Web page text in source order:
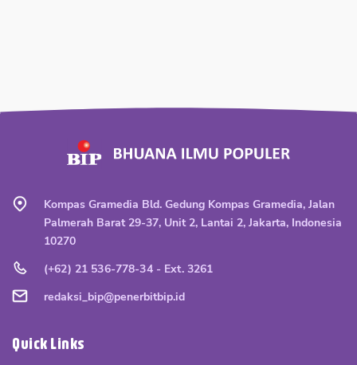
Kompas Gramedia Bld. Gedung Kompas Gramedia, Jalan
Palmerah Barat 29-37, Unit 2, Lantai 2, Jakarta, Indonesia
10270
(+62) 21 536-778-34 - Ext. 3261
redaksi_bip@penerbitbip.id
Quick Links